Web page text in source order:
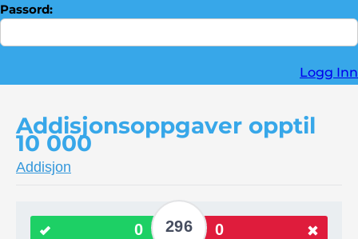
Passord:
Logg Inn
Addisjonsoppgaver opptil
10 000
Addisjon
296
0
0